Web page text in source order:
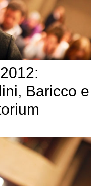
Baricco e